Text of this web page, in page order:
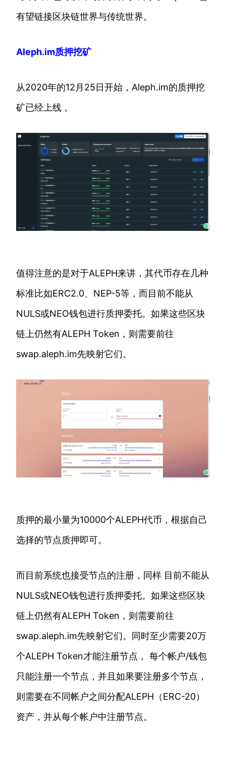
有望链接区块链世界与传统世界。
Aleph.im质押挖矿
从2020年的12月25日开始，Aleph.im的质押挖
矿已经上线 。
值得注意的是对于ALEPH来讲，其代币存在几种
标准比如ERC2.0、NEP-5等，而目前不能从
NULS或NEO钱包进行质押委托。如果这些区块
链上仍然有ALEPH Token，则需要前往
swap.aleph.im先映射它们。
质押的最小量为10000个ALEPH代币，根据自己
选择的节点质押即可。
而目前系统也接受节点的注册，同样 目前不能从
NULS或NEO钱包进行质押委托。如果这些区块
链上仍然有ALEPH Token，则需要前往
swap.aleph.im先映射它们。同时至少需要20万
个ALEPH Token才能注册节点， 每个帐户/钱包
只能注册一个节点，并且如果要注册多个节点，
则需要在不同帐户之间分配ALEPH（ERC-20）
资产，并从每个帐户中注册节点。